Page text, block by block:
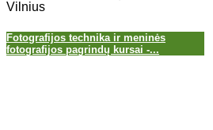
Fotografijos technika ir meninės
fotografijos pagrindų kursai -...